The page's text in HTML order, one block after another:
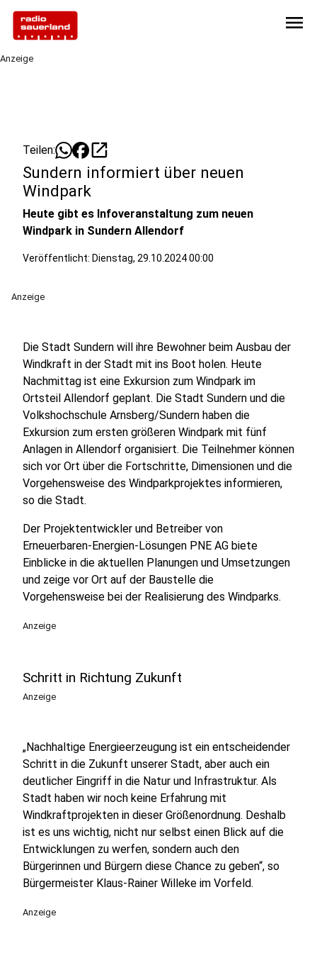
menu
Anzeige
Teilen: open_in_new
Sundern informiert über neuen
Windpark
Heute gibt es Infoveranstaltung zum neuen
Windpark in Sundern Allendorf
Veröffentlicht: Dienstag, 29.10.2024 00:00
Anzeige
Die Stadt Sundern will ihre Bewohner beim Ausbau der
Windkraft in der Stadt mit ins Boot holen. Heute
Nachmittag ist eine Exkursion zum Windpark im
Ortsteil Allendorf geplant. Die Stadt Sundern und die
Volkshochschule Arnsberg/Sundern haben die
Exkursion zum ersten größeren Windpark mit fünf
Anlagen in Allendorf organisiert. Die Teilnehmer können
sich vor Ort über die Fortschritte, Dimensionen und die
Vorgehensweise des Windparkprojektes informieren,
so die Stadt.
Der Projektentwickler und Betreiber von
Erneuerbaren-Energien-Lösungen PNE AG biete
Einblicke in die aktuellen Planungen und Umsetzungen
und zeige vor Ort auf der Baustelle die
Vorgehensweise bei der Realisierung des Windparks.
Anzeige
Schritt in Richtung Zukunft
Anzeige
„Nachhaltige Energieerzeugung ist ein entscheidender
Schritt in die Zukunft unserer Stadt, aber auch ein
deutlicher Eingriff in die Natur und Infrastruktur. Als
Stadt haben wir noch keine Erfahrung mit
Windkraftprojekten in dieser Größenordnung. Deshalb
ist es uns wichtig, nicht nur selbst einen Blick auf die
Entwicklungen zu werfen, sondern auch den
Bürgerinnen und Bürgern diese Chance zu geben“, so
Bürgermeister Klaus-Rainer Willeke im Vorfeld.
Anzeige